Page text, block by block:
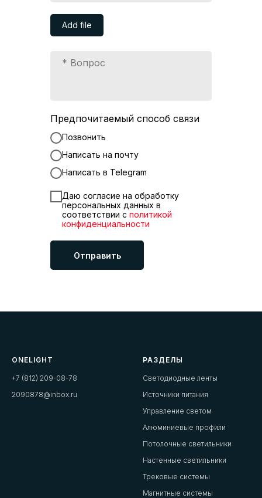
Add file
Предпочитаемый способ связи
Позвонить
Написать на почту
Написать в Telegram
Даю согласие на обработку
персональных данных в
соответствии с политикой
конфиденциальности
Отправить
ONELIGHT
+7 (812) 209-08-78
2090878@inbox.ru
РАЗДЕЛЫ
Светодиодные ленты
Источники питания
Управление светом
Алюминиевые профили
Потолочные светильники
Настенные светильники
Трековые системы
Магнитные системы